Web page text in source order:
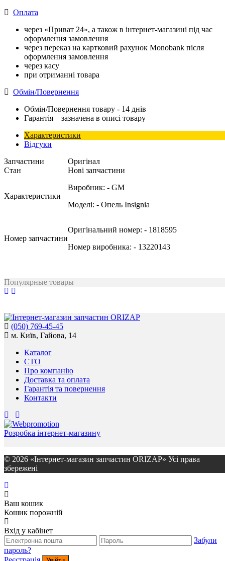
Оплата
через «Приват 24», а також в інтернет-магазині під час
оформлення замовлення
через переказ на картковий рахунок Monobank після
оформлення замовлення
через касу
при отриманні товара
Обмін/Повернення
Обмін/Повернення товару - 14 днів
Гарантія – зазначена в описі товару
Характеристики
Відгуки
Запчастини
Оригінал
Стан
Нові запчастини
Характеристики
Виробник: - GM
Моделі: - Опель Insignia
Номер запчастини
Оригінальний номер: - 1818595
Номер виробника: - 13220143
Популярные товары
(050) 769-45-45
м. Київ, Гайова, 14
Каталог
СТО
Про компанію
Доставка та оплата
Гарантія та повернення
Контакти
Розробка інтернет-магазину
© 2026 «Інтернет-магазин запчастин ORIZAP» Усі права
збережені
Ваш кошик
Кошик порожній
Вхід у кабінет
Забули
пароль?